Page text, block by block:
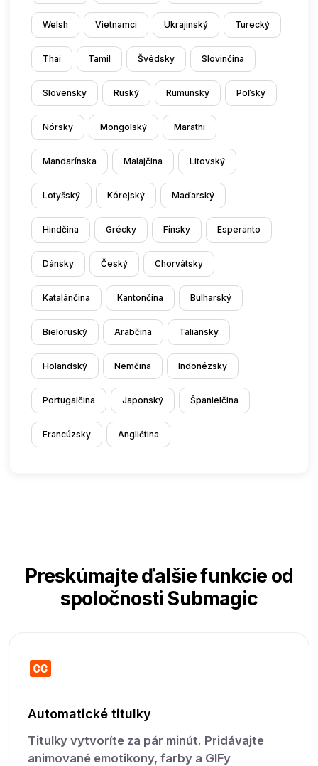
Welsh Vietnamci Ukrajinský Turecký
Thai Tamil Švédsky Slovinčina
Slovensky Ruský Rumunský Poľský
Nórsky Mongolský Marathi
Mandarínska Malajčina Litovský
Lotyšský Kórejský Maďarský
Hindčina Grécky Fínsky Esperanto
Dánsky Český Chorvátsky
Katalánčina Kantončina Bulharský
Bieloruský Arabčina Taliansky
Holandský Nemčina Indonézsky
Portugalčina Japonský Španielčina
Francúzsky Angličtina
Preskúmajte ďalšie funkcie od
spoločnosti Submagic
Automatické titulky
Titulky vytvoríte za pár minút. Pridávajte
animované emotikony, farby a GIFy